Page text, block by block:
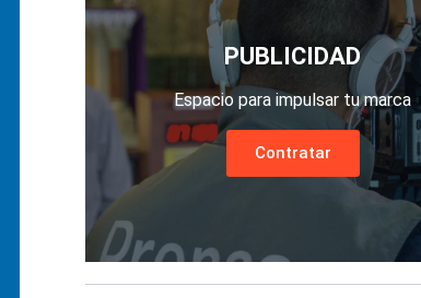
PUBLICIDAD
Espacio para impulsar tu marca
Contratar